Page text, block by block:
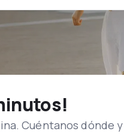
Cuéntanos dónde y